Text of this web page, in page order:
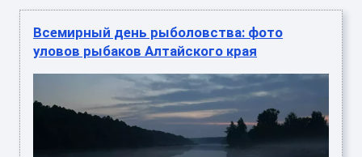
Всемирный день рыболовства: фото
уловов рыбаков Алтайского края